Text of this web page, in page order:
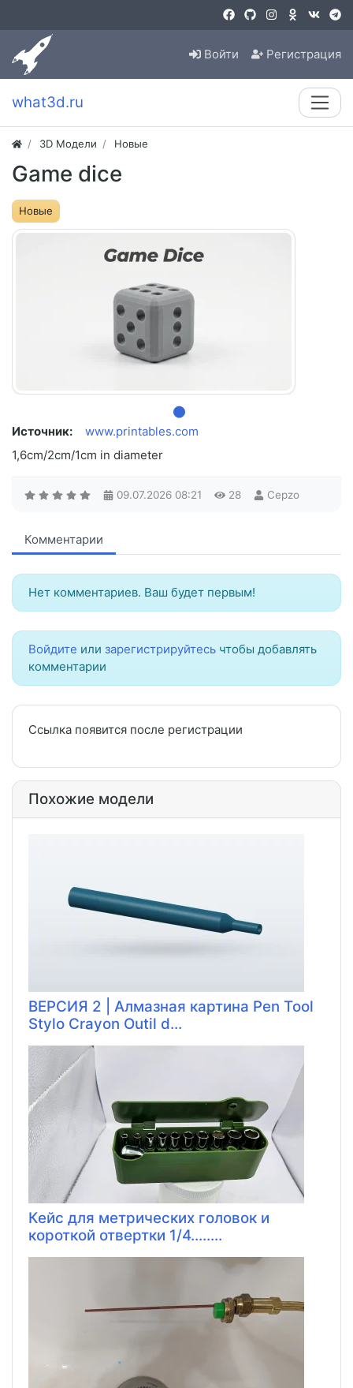
Войти Регистрация
what3d.ru
3D Модели Новые
Game dice
Новые
Источник:
www.printables.com
1,6cm/2cm/1cm in diameter
09.07.2026 08:21 28 Cepzo
Комментарии
Нет комментариев. Ваш будет первым!
Войдите или зарегистрируйтесь чтобы добавлять
комментарии
Ссылка появится после регистрации
Похожие модели
ВЕРСИЯ 2 | Алмазная картина Pen Tool
Stylo Crayon Outil d...
Кейс для метрических головок и
короткой отвертки 1/4........